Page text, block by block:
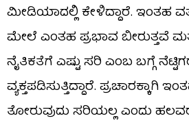
ಮೀಡಿಯಾದಲ್ಲಿ ಕೇಳಿದ್ದಾರೆ. ಇಂತಹ
ಮೇಲೆ ಎಂತಹ ಪ್ರಭಾವ ಬೀರುತ್ತವೆ
ನೈತಿಕತೆಗೆ ಎಷ್ಟು ಸರಿ ಎಂಬ ಬಗ್ಗೆ
ವ್ಯಕ್ತಪಡಿಸುತ್ತಿದ್ದಾರೆ. ಪ್ರಚಾರಕ್ಕಾಗಿ
ತೋರುವುದು ಸರಿಯಲ್ಲ ಎಂದು